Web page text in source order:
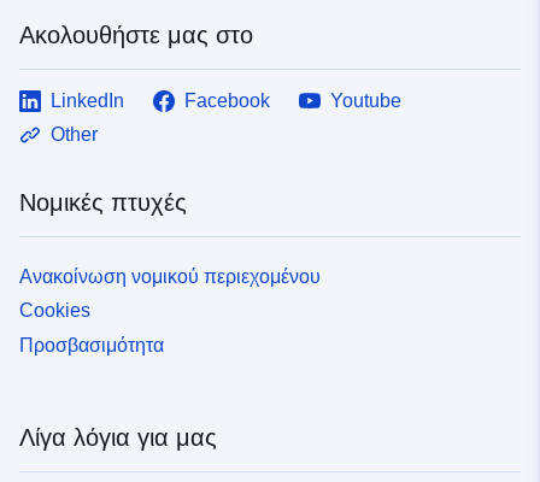
Ακολουθήστε μας στο
LinkedIn Facebook
Youtube
Other
Νομικές πτυχές
Ανακοίνωση νομικού περιεχομένου
Cookies
Προσβασιμότητα
Λίγα λόγια για μας